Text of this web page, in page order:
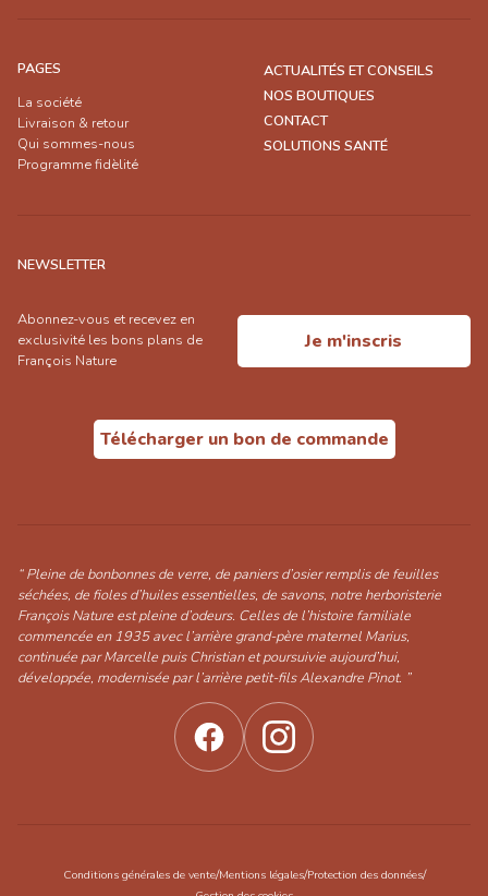
PAGES
La société
Livraison & retour
Qui sommes-nous
Programme fidèlité
ACTUALITÉS ET CONSEILS
NOS BOUTIQUES
CONTACT
SOLUTIONS SANTÉ
NEWSLETTER
Abonnez-vous et recevez en
exclusivité les bons plans de
François Nature
Je m'inscris
Télécharger un bon de commande
“ Pleine de bonbonnes de verre, de paniers d’osier remplis de feuilles
séchées, de fioles d’huiles essentielles, de savons, notre herboristerie
François Nature est pleine d’odeurs. Celles de l’histoire familiale
commencée en 1935 avec l’arrière grand-père maternel Marius,
continuée par Marcelle puis Christian et poursuivie aujourd’hui,
développée, modernisée par l’arrière petit-fils Alexandre Pinot. ”
Conditions générales de vente/Mentions légales/Protection des données/